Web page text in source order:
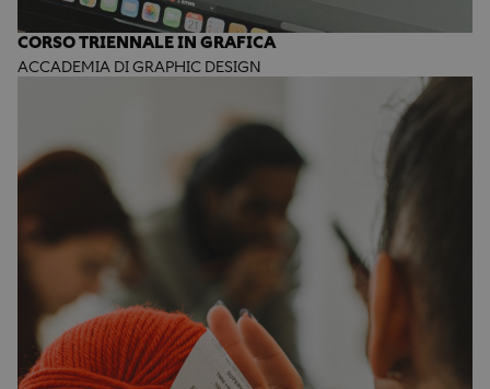
CORSO TRIENNALE IN GRAFICA
ACCADEMIA DI GRAPHIC DESIGN